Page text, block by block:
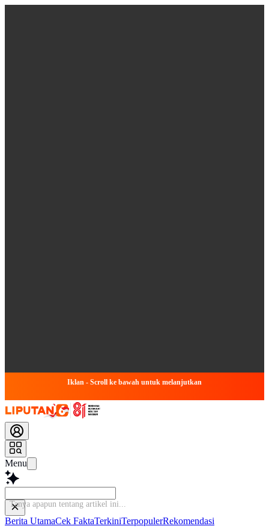
Iklan - Scroll ke bawah untuk melanjutkan
Menu
Tanya apapun
Berita UtamaCek FaktaTerkiniTerpopulerRekomendasi